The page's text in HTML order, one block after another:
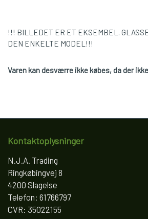
!!! BILLEDET ER ET EKSEMBEL.
DEN ENKELTE MODEL!!!
Varen kan desværre ikke købes, da der
Kontaktoplysninger
N.J.A. Trading
Ringkøbingvej 8
4200 Slagelse
Telefon: 61766797
CVR: 35022155